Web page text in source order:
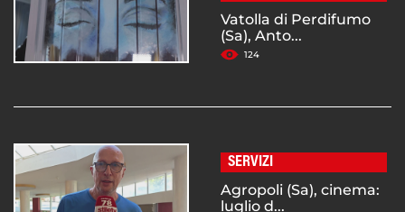
Vatolla di Perdifumo
(Sa), Anto...
124
SERVIZI
Agropoli (Sa), cinema:
luglio d...